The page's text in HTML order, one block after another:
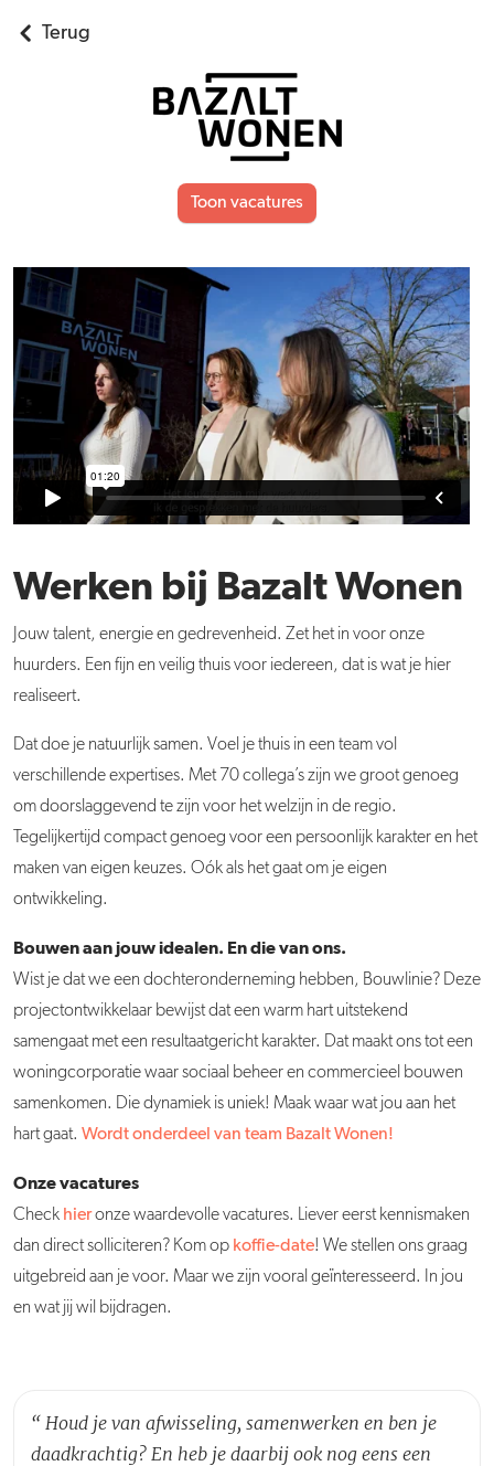
Terug
Toon vacatures
Werken bij Bazalt Wonen
Jouw talent, energie en gedrevenheid. Zet het in voor onze
huurders. Een fijn en veilig thuis voor iedereen, dat is wat je hier
realiseert.
Dat doe je natuurlijk samen. Voel je thuis in een team vol
verschillende expertises. Met 70 collega’s zijn we groot genoeg
om doorslaggevend te zijn voor het welzijn in de regio.
Tegelijkertijd compact genoeg voor een persoonlijk karakter en het
maken van eigen keuzes. Oók als het gaat om je eigen
ontwikkeling.
Bouwen aan jouw idealen. En die van ons.
Wist je dat we een dochteronderneming hebben, Bouwlinie? Deze
projectontwikkelaar bewijst dat een warm hart uitstekend
samengaat met een resultaatgericht karakter. Dat maakt ons tot een
woningcorporatie waar sociaal beheer en commercieel bouwen
samenkomen. Die dynamiek is uniek! Maak waar wat jou aan het
hart gaat. Wordt onderdeel van team Bazalt Wonen!
Onze vacatures
Check hieronze waardevolle vacatures. Liever eerst kennismaken
dan direct solliciteren? Kom op koffie-date! We stellen ons graag
uitgebreid aan je voor. Maar we zijn vooral geïnteresseerd. In jou
en wat jij wil bijdragen.
“ Houd je van afwisseling, samenwerken en ben je
daadkrachtig? En heb je daarbij ook nog eens een